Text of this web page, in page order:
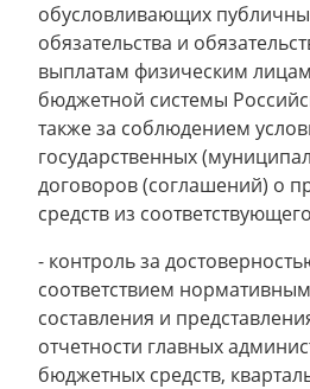
обусловливающих
обязательства и
выплатам физическим
бюджетной системы
также за соблюдением
государственных
договоров (соглашений) о
средств из
- контроль за
соответствием
составления и
отчетности главных
бюджетных средств,